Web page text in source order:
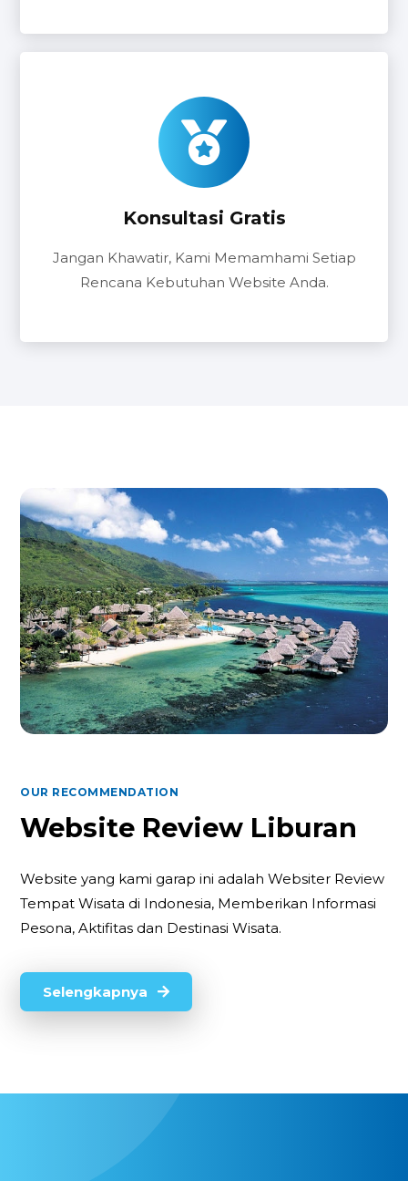
Konsultasi Gratis
Jangan Khawatir, Kami Memamhami Setiap
Rencana Kebutuhan Website Anda.
OUR RECOMMENDATION
Website Review Liburan
Website yang kami garap ini adalah Websiter Review
Tempat Wisata di Indonesia, Memberikan Informasi
Pesona, Aktifitas dan Destinasi Wisata.
Selengkapnya